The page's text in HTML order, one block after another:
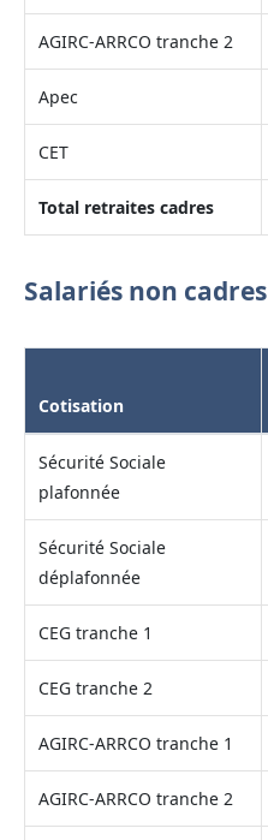
AGIRC-ARRCO tranche 2
Apec
CET
Total retraites cadres
Salariés non cadres
Cotisation
Sécurité Sociale
plafonnée
Sécurité Sociale
déplafonnée
CEG tranche 1
CEG tranche 2
AGIRC-ARRCO tranche 1
AGIRC-ARRCO tranche 2